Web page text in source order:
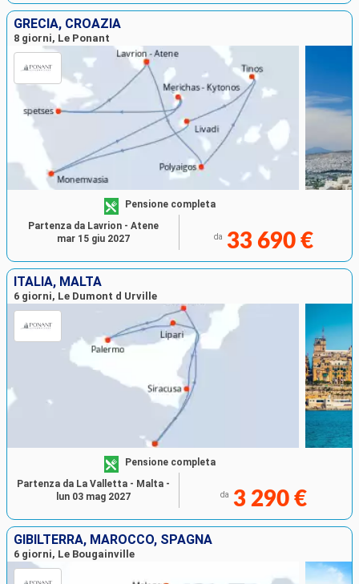
GRECIA, CROAZIA
8 giorni, Le Ponant
Pensione completa
da 33 690 €
Partenza da Lavrion - Atene
mar 15 giu 2027
ITALIA, MALTA
6 giorni, Le Dumont d Urville
Pensione completa
da 3 290 €
Partenza da La Valletta - Malta -
lun 03 mag 2027
GIBILTERRA, MAROCCO, SPAGNA
6 giorni, Le Bougainville